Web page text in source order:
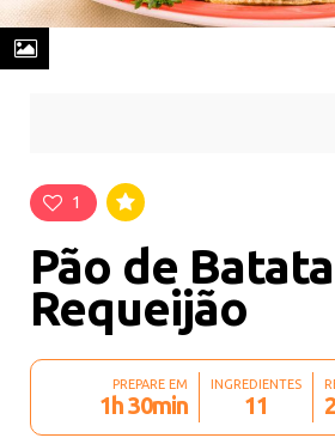
1
Pão de
Requeijão
PREPARE EM
1h 30min
INGREDIENTES
11